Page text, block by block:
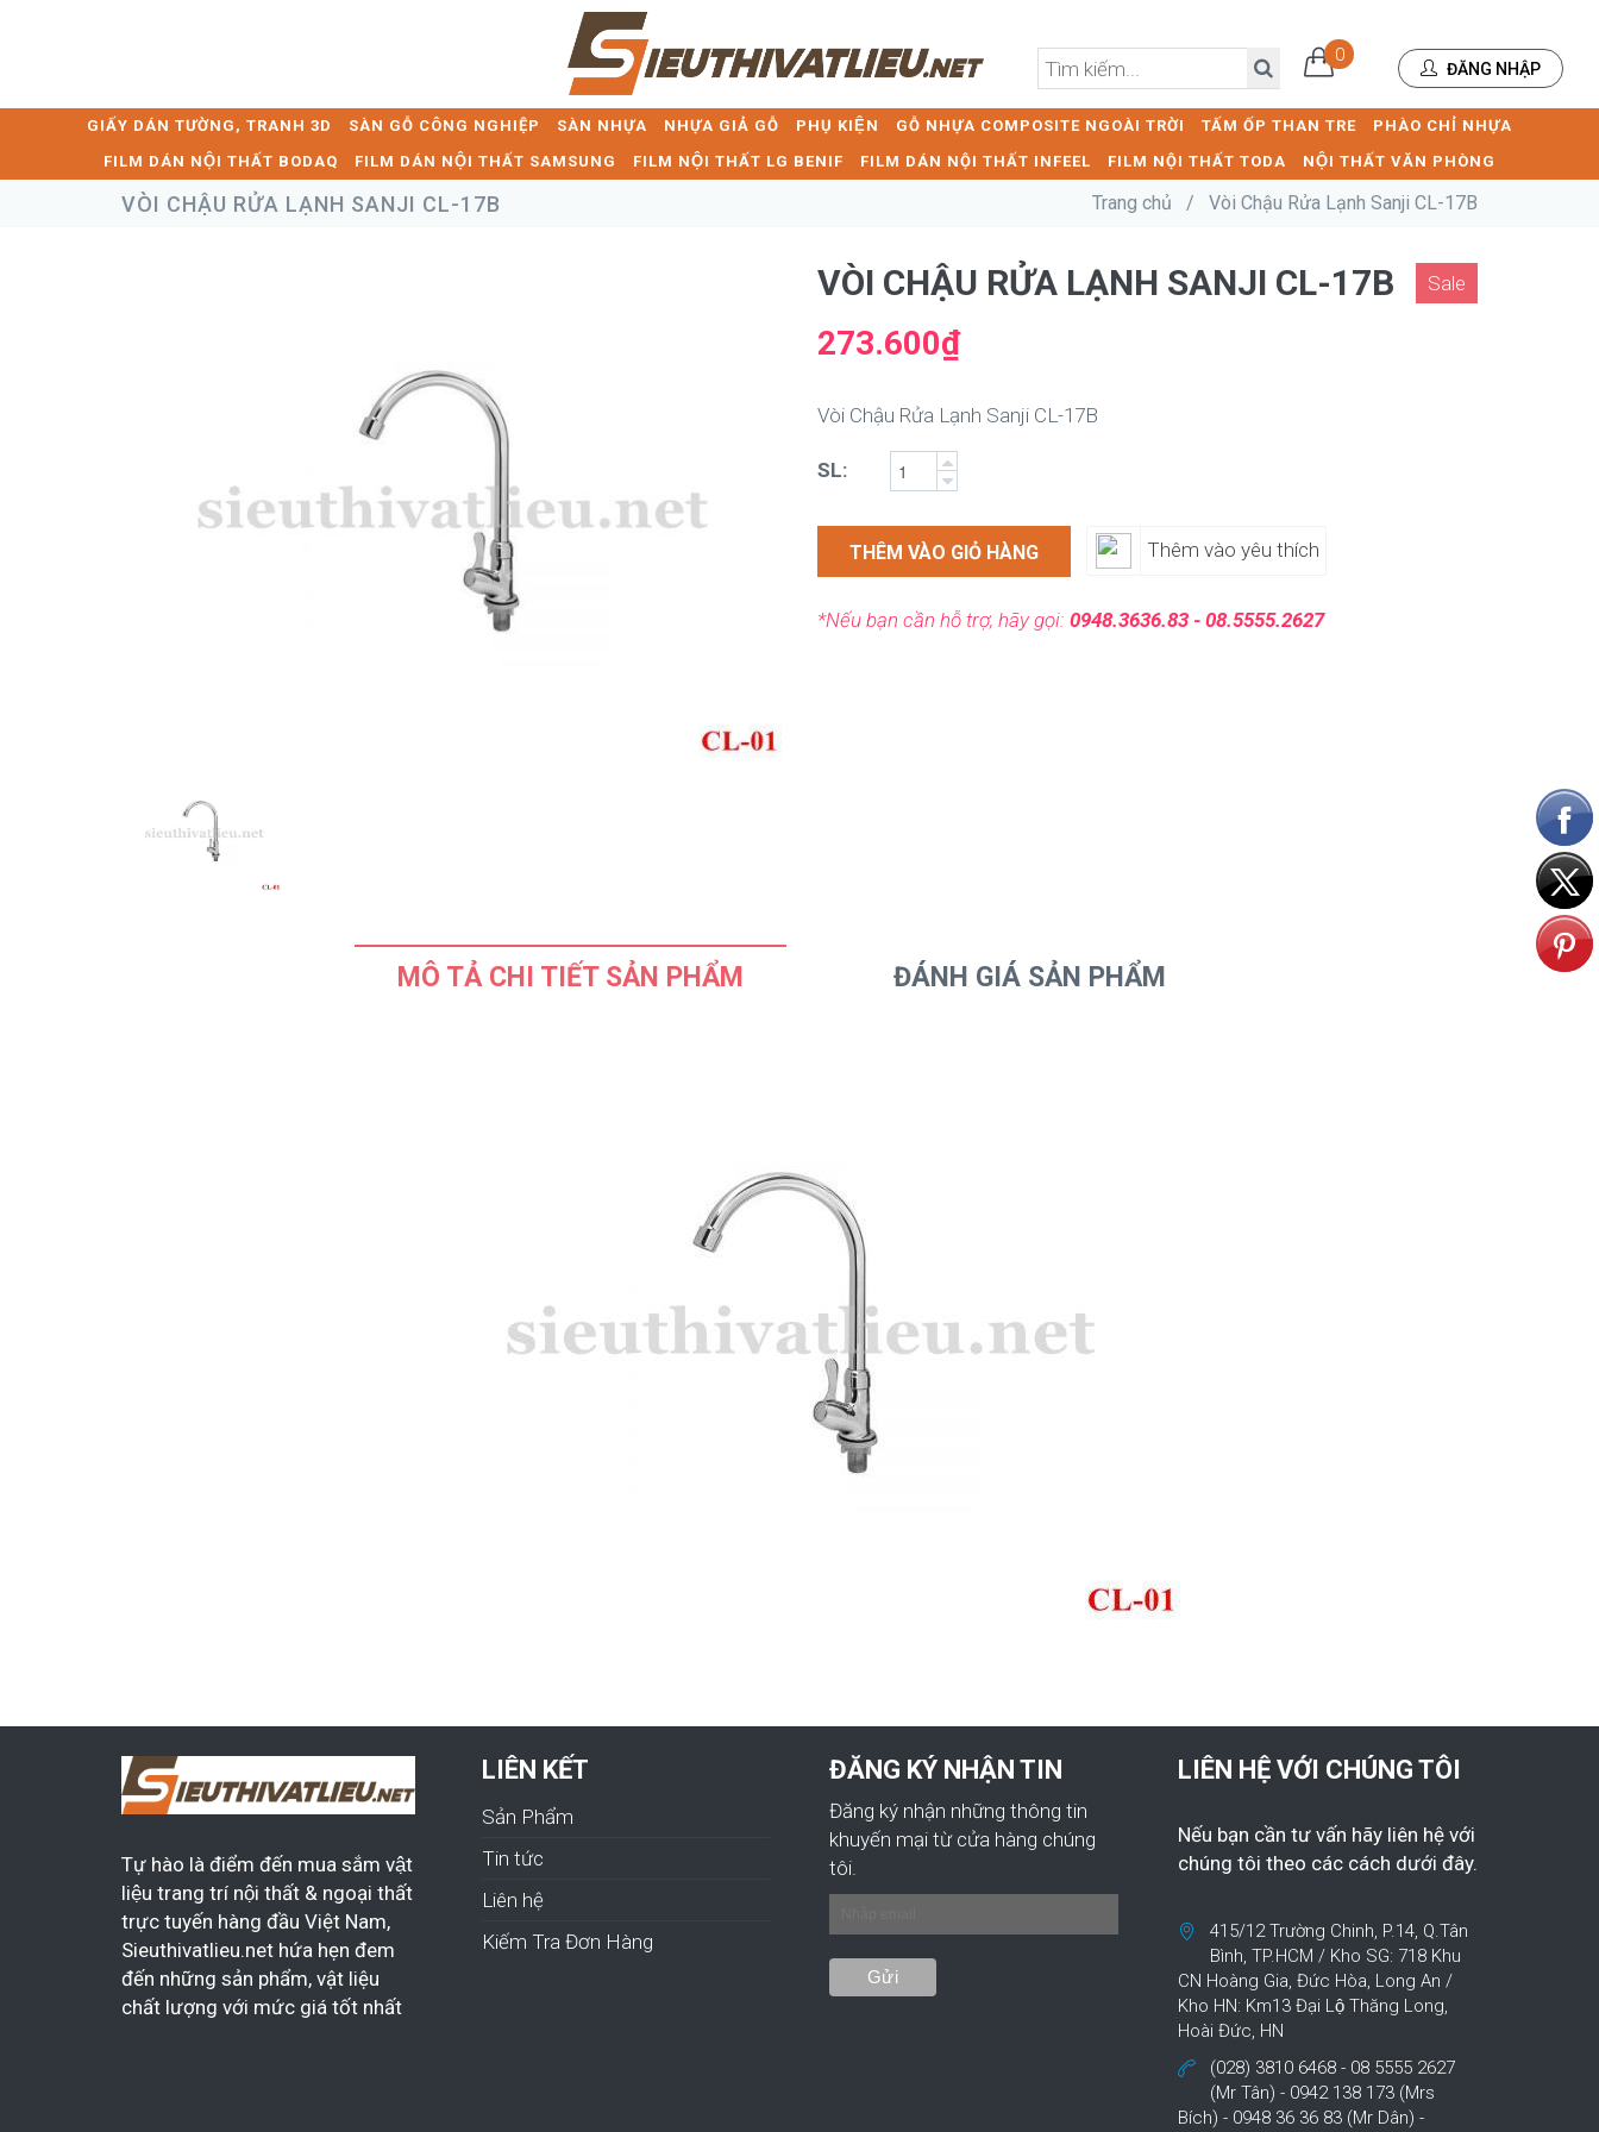
0
ĐĂNG NHẬP
GIẤY DÁN TƯỜNG, TRANH 3D SÀN GỖ CÔNG NGHIỆP SÀN NHỰA NHỰA GIẢ GỖ PHỤ KIỆN GỖ NHỰA COMPOSITE NGOÀI TRỜI TẤM ỐP THAN TRE
PHÀO CHỈ NHỰA
FILM DÁN NỘI THẤT BODAQ
FILM DÁN NỘI THẤT SAMSUNG FILM NỘI THẤT LG BENIF FILM DÁN NỘI THẤT INFEEL FILM NỘI THẤT TODA NỘI THẤT VĂN PHÒNG
VÒI CHẬU RỬA LẠNH SANJI CL-17B Trang chủ / Vòi Chậu Rửa Lạnh Sanji CL-17B
VÒI CHẬU RỬA LẠNH SANJI CL-17B Sale
273.600₫
Vòi Chậu Rửa Lạnh Sanji CL-17B
SL:
THÊM VÀO GIỎ HÀNG Thêm vào yêu thích
*Nếu bạn cần hỗ trợ, hãy gọi: 0948.3636.83 - 08.5555.2627
MÔ TẢ CHI TIẾT SẢN PHẨM ĐÁNH GIÁ SẢN PHẨM
Tự hào là điểm đến mua sắm vật
liệu trang trí nội thất & ngoại thất
trực tuyến hàng đầu Việt Nam,
Sieuthivatlieu.net hứa hẹn đem
đến những sản phẩm, vật liệu
chất lượng với mức giá tốt nhất
LIÊN KẾT
Sản Phẩm
Tin tức
Liên hệ
Kiếm Tra Đơn Hàng
ĐĂNG KÝ NHẬN TIN
Đăng ký nhận những thông tin
khuyến mại từ cửa hàng chúng
tôi.
LIÊN HỆ VỚI CHÚNG TÔI
Nếu bạn cần tư vấn hãy liên hệ với
chúng tôi theo các cách dưới đây.
415/12 Trường Chinh, P.14, Q.Tân
Bình, TP.HCM / Kho SG: 718 Khu
CN Hoàng Gia, Đức Hòa, Long An /
Kho HN: Km13 Đại Lộ Thăng Long,
Hoài Đức, HN
(028) 3810 6468 - 08 5555 2627
(Mr Tân) - 0942 138 173 (Mrs
Bích) - 0948 36 36 83 (Mr Dân) -